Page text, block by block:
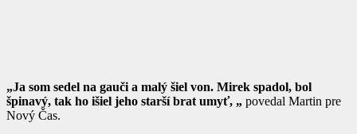
„Ja som sedel na gauči a malý šiel von. Mirek spadol, bol
špinavý, tak ho išiel jeho starší brat umyť, „ povedal Martin pre
Nový Čas.